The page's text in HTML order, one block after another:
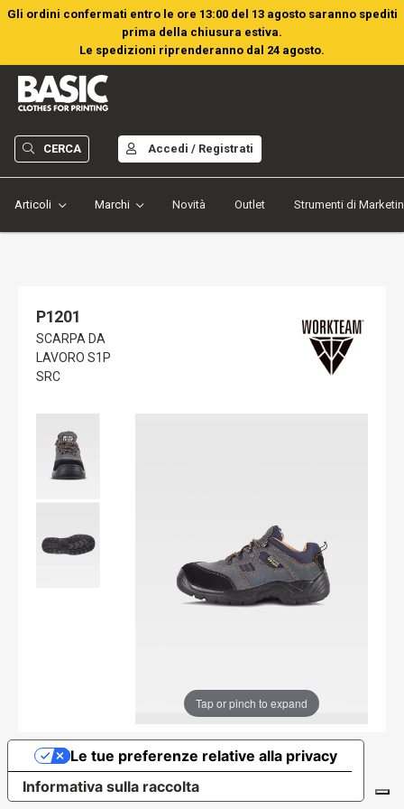
Gli ordini confermati entro le ore 13:00 del 13 agosto saranno spediti
prima della chiusura estiva.
Le spedizioni riprenderanno dal 24 agosto.
Articoli Marchi Novità Outlet Strumenti di
CERCA Accedi / Registrati
P1201
SCARPA DA
LAVORO S1P
SRC
Tap or pinch to expand
Informativa sulla raccolta
Le tue preferenze relative alla privacy